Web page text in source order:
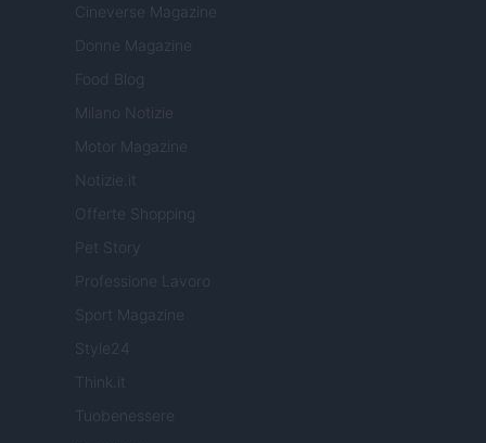
Cineverse Magazine
Donne Magazine
Food Blog
Milano Notizie
Motor Magazine
Notizie.it
Offerte Shopping
Pet Story
Professione Lavoro
Sport Magazine
Style24
Tuobenessere